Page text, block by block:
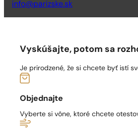
info@parizske.sk
Vyskúšajte, potom sa
Je prirodzené, že si chcete byť istí
Objednajte
Vyberte si vône, ktoré chcete